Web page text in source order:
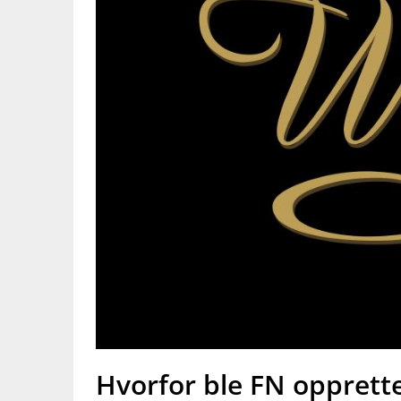
Hvorfor ble FN